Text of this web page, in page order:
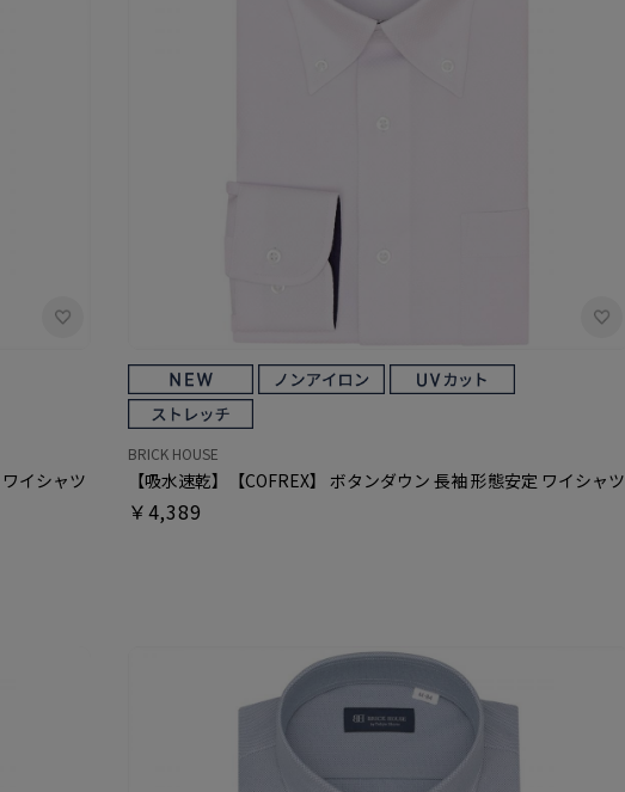
イシャツ
BRICK HOUSE
【吸水速乾】【COFREX】 ボタンダウン 長袖 形態安定 ワイシャツ
￥4,389